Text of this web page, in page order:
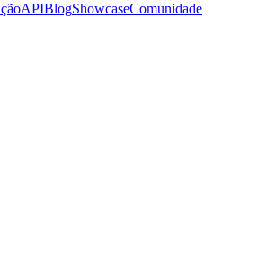
APIBlogShowcaseComunidade